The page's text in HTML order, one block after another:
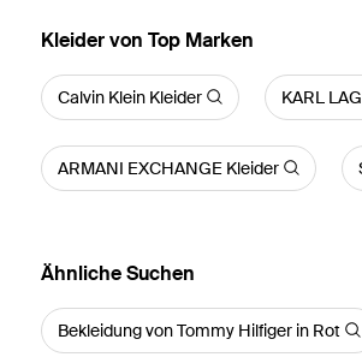
Kleider von Top Marken
Calvin Klein Kleider KARL
ARMANI EXCHANGE Kleider
Ähnliche Suchen
Bekleidung von Tommy Hilfiger in Rot